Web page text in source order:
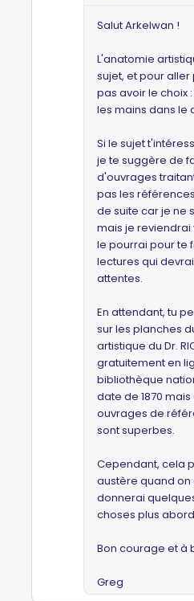
Salut Arkelwan !
L'anatomie
sujet, et pour aller
pas avoir le choix
les mains dans le
Si le sujet
je te suggère de
d'ouvrages
pas les
de suite car je ne
mais je reviendrai
le pourrai pour te
lectures qui
attentes.
En attendant, tu
sur les planches
artistique du Dr.
gratuitement en
bibliothèque
date de 1870
ouvrages de
sont superbes.
Cependant, cela
austère quand on
donnerai
choses plus
Bon courage et à
Greg